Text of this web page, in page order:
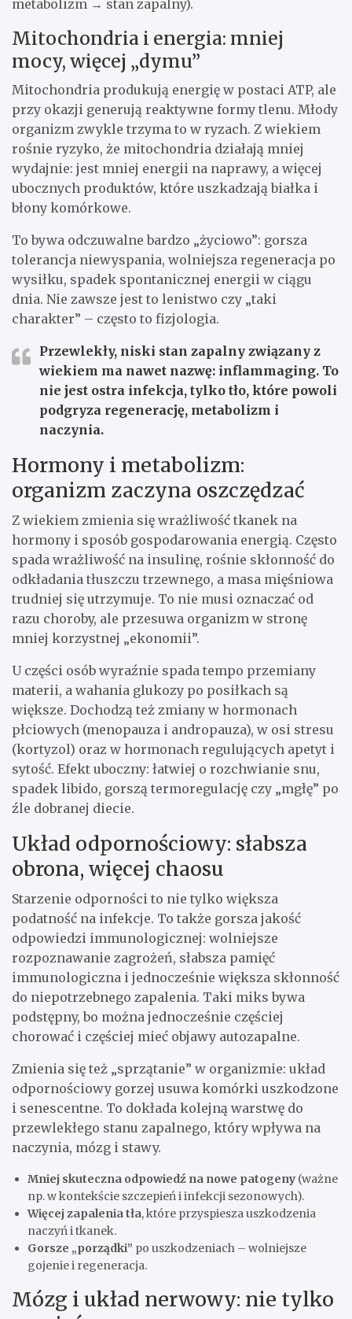
metabolizm → stan zapalny).
Mitochondria i energia: mniej
mocy, więcej „dymu”
Mitochondria produkują energię w postaci ATP, ale
przy okazji generują reaktywne formy tlenu. Młody
organizm zwykle trzyma to w ryzach. Z wiekiem
rośnie ryzyko, że mitochondria działają mniej
wydajnie: jest mniej energii na naprawy, a więcej
ubocznych produktów, które uszkadzają białka i
błony komórkowe.
To bywa odczuwalne bardzo „życiowo”: gorsza
tolerancja niewyspania, wolniejsza regeneracja po
wysiłku, spadek spontanicznej energii w ciągu
dnia. Nie zawsze jest to lenistwo czy „taki
charakter” – często to fizjologia.
Przewlekły, niski stan zapalny związany z
wiekiem ma nawet nazwę: inflammaging. To
nie jest ostra infekcja, tylko tło, które powoli
podgryza regenerację, metabolizm i
naczynia.
Hormony i metabolizm:
organizm zaczyna oszczędzać
Z wiekiem zmienia się wrażliwość tkanek na
hormony i sposób gospodarowania energią. Często
spada wrażliwość na insulinę, rośnie skłonność do
odkładania tłuszczu trzewnego, a masa mięśniowa
trudniej się utrzymuje. To nie musi oznaczać od
razu choroby, ale przesuwa organizm w stronę
mniej korzystnej „ekonomii”.
U części osób wyraźnie spada tempo przemiany
materii, a wahania glukozy po posiłkach są
większe. Dochodzą też zmiany w hormonach
płciowych (menopauza i andropauza), w osi stresu
(kortyzol) oraz w hormonach regulujących apetyt i
sytość. Efekt uboczny: łatwiej o rozchwianie snu,
spadek libido, gorszą termoregulację czy „mgłę” po
źle dobranej diecie.
Układ odpornościowy: słabsza
obrona, więcej chaosu
Starzenie odporności to nie tylko większa
podatność na infekcje. To także gorsza jakość
odpowiedzi immunologicznej: wolniejsze
rozpoznawanie zagrożeń, słabsza pamięć
immunologiczna i jednocześnie większa skłonność
do niepotrzebnego zapalenia. Taki miks bywa
podstępny, bo można jednocześnie częściej
chorować i częściej mieć objawy autozapalne.
Zmienia się też „sprzątanie” w organizmie: układ
odpornościowy gorzej usuwa komórki uszkodzone
i senescentne. To dokłada kolejną warstwę do
przewlekłego stanu zapalnego, który wpływa na
naczynia, mózg i stawy.
Mniej skuteczna odpowiedź na nowe patogeny (ważne
np. w kontekście szczepień i infekcji sezonowych).
Więcej zapalenia tła, które przyspiesza uszkodzenia
naczyń i tkanek.
Gorsze „porządki” po uszkodzeniach – wolniejsze
gojenie i regeneracja.
Mózg i układ nerwowy: nie tylko